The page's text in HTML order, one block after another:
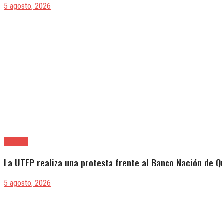
5 agosto, 2026
La UTEP realiza una protesta frente al Banco Nación de
5 agosto, 2026